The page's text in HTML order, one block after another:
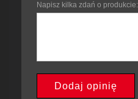
Napisz kilka zdań o produkcie:
Dodaj opinię